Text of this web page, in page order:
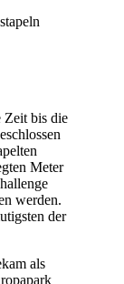
Zeit bis die
Meter
werden.
der
als